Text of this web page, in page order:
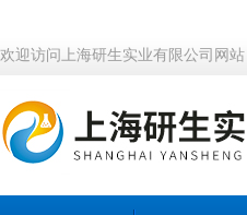
欢迎访问上海研生实业有限公司网站